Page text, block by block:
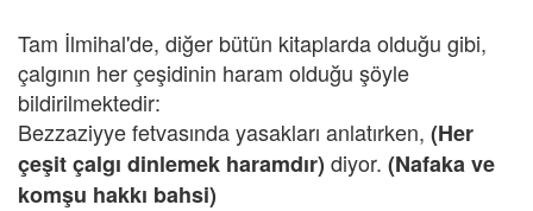
Tam İlmihal'de, diğer bütün kitaplarda olduğu gibi,
çalgının her çeşidinin haram olduğu şöyle
bildirilmektedir:
Bezzaziyye fetvasında yasakları anlatırken, (Her
çeşit çalgı dinlemek haramdır) diyor. (Nafaka ve
komşu hakkı bahsi)